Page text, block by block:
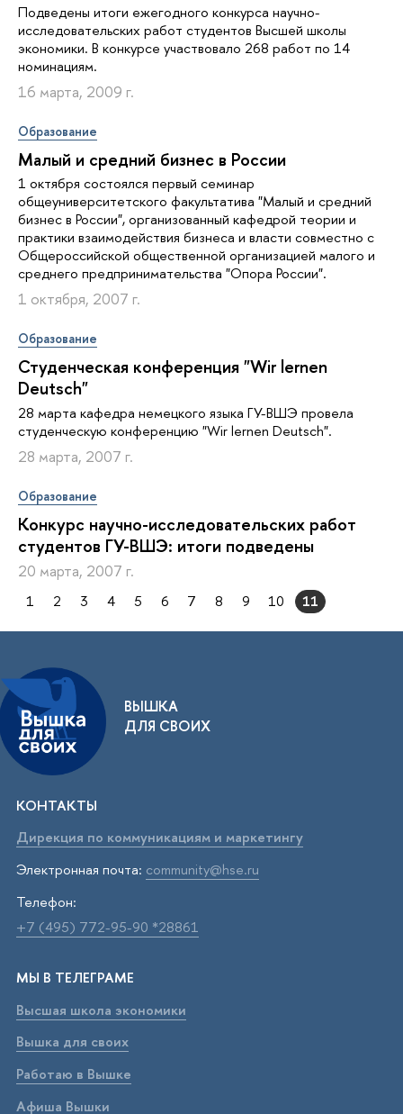
Подведены итоги ежегодного конкурса научно-
исследовательских работ студентов Высшей школы
экономики. В конкурсе участвовало 268 работ по 14
номинациям.
16 марта, 2009 г.
Образование
Малый и средний бизнес в России
1 октября состоялся первый семинар
общеуниверситетского факультатива "Малый и средний
бизнес в России", организованный кафедрой теории и
практики взаимодействия бизнеса и власти совместно с
Общероссийской общественной организацией малого и
среднего предпринимательства "Опора России".
1 октября, 2007 г.
Образование
Студенческая конференция "Wir lernen
Deutsch"
28 марта кафедра немецкого языка ГУ-ВШЭ провела
студенческую конференцию "Wir lernen Deutsch".
28 марта, 2007 г.
Образование
Конкурс научно-исследовательских работ
студентов ГУ-ВШЭ: итоги подведены
20 марта, 2007 г.
1 2 3 4 5 6 7 8 9 10 11
ВЫШКА
ДЛЯ СВОИХ
КОНТАКТЫ
Дирекция по коммуникациям и маркетингу
Электронная почта: community@hse.ru
Телефон:
+7 (495) 772-95-90 *28861
МЫ В ТЕЛЕГРАМЕ
Высшая школа экономики
Вышка для своих
Работаю в Вышке
Афиша Вышки